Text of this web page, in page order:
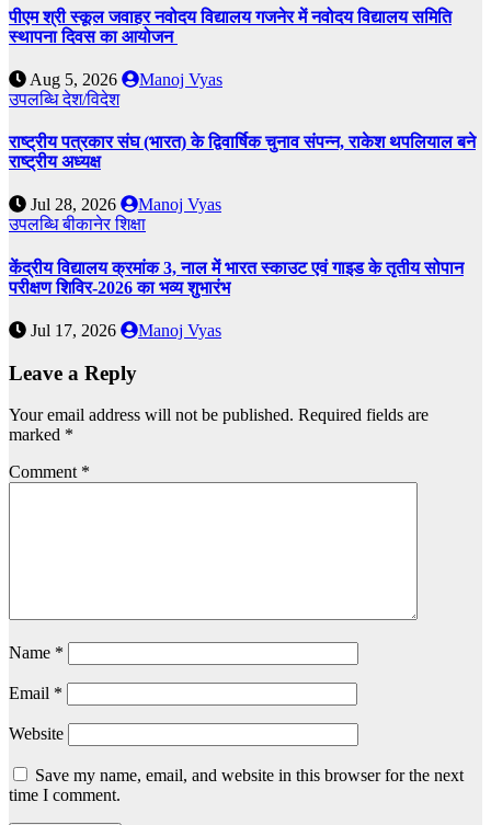
पीएम श्री स्कूल जवाहर नवोदय विद्यालय गजनेर में नवोदय विद्यालय समिति
स्थापना दिवस का आयोजन
Aug 5, 2026
Manoj Vyas
उपलब्धिदेश/विदेश
राष्ट्रीय पत्रकार संघ (भारत) के द्विवार्षिक चुनाव संपन्न, राकेश थपलियाल बने
राष्ट्रीय अध्यक्ष
Jul 28, 2026
Manoj Vyas
उपलब्धिबीकानेरशिक्षा
केंद्रीय विद्यालय क्रमांक 3, नाल में भारत स्काउट एवं गाइड के तृतीय सोपान
परीक्षण शिविर-2026 का भव्य शुभारंभ
Jul 17, 2026 Manoj Vyas
Leave a Reply
Your email address will not be published. Required fields are
marked *
Comment *
Name *
Email *
Website
Save my name, email, and website in this browser for the next
time I comment.